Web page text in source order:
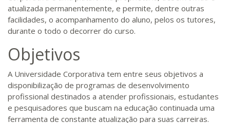
atualizada permanentemente, e permite, dentre outras
facilidades, o acompanhamento do aluno, pelos os tutores,
durante o todo o decorrer do curso.
Objetivos
A Universidade Corporativa tem entre seus objetivos a
disponibilização de programas de desenvolvimento
profissional destinados a atender profissionais, estudantes
e pesquisadores que buscam na educação continuada uma
ferramenta de constante atualização para suas carreiras.